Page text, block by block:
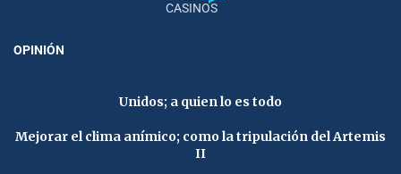
CASINOS
OPINIÓN
Unidos; a quien lo es todo
Mejorar el clima anímico; como la tripulación del Artemis
II